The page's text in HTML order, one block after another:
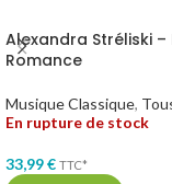
Alexandra Stréliski –
Romance
Musique Classique,
En rupture de stock
33,99€ TTC*